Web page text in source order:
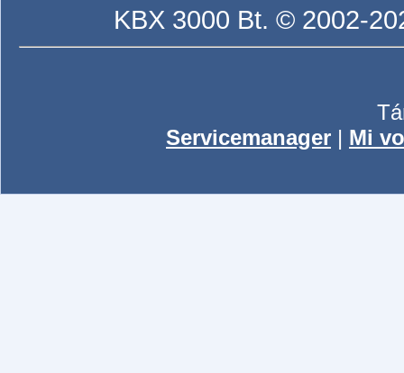
KBX 3000 Bt. © 2002-
Servicemanager | Mi